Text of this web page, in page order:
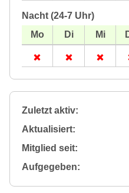
Nacht (24-7 Uhr)
Zuletzt aktiv:
Aktualisiert:
Mitglied seit:
Aufgegeben: